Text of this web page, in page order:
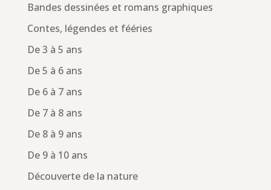
Bandes dessinées et romans graphiques
Contes, légendes et fééries
De 3 à 5 ans
De 5 à 6 ans
De 6 à 7 ans
De 7 à 8 ans
De 8 à 9 ans
De 9 à 10 ans
Découverte de la nature